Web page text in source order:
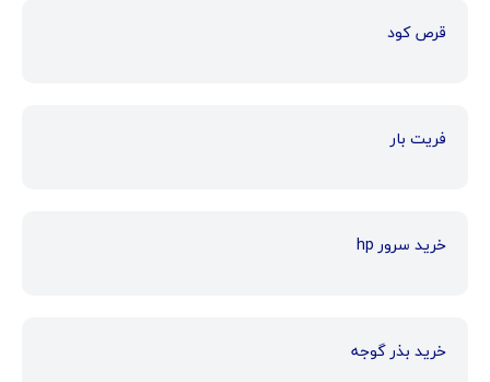
قرص کود
فریت بار
خرید سرور hp
خرید بذر گوجه